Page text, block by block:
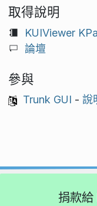
取得說明
KUIViewer
論壇
參與
Trunk GUI - 說
捐款給